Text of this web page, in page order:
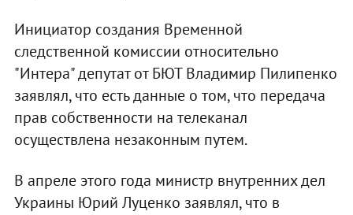
Инициатор создания Временной
следственной комиссии относительно
"Интера" депутат от БЮТ Владимир Пилипенко
заявлял, что есть данные о том, что передача
прав собственности на телеканал
осуществлена незаконным путем.
В апреле этого года министр внутренних дел
Украины Юрий Луценко заявлял, что в